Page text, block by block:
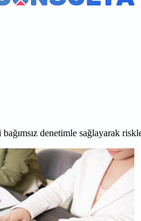
denetimle sağlayarak